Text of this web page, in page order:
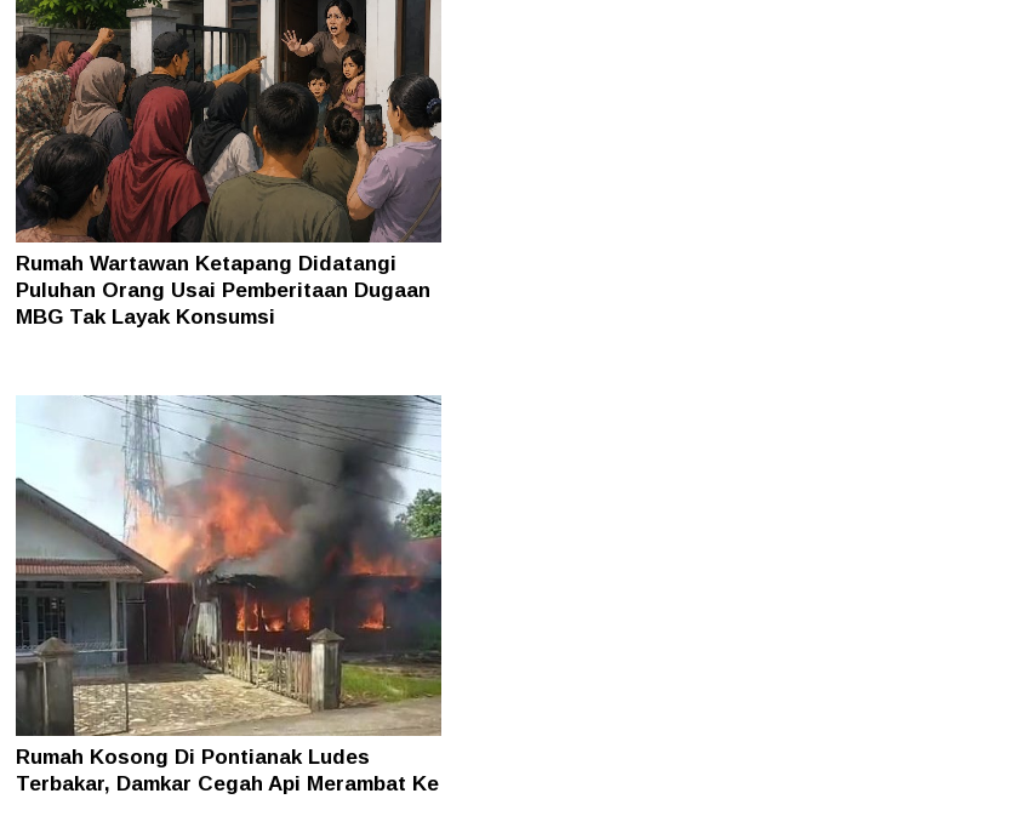
Rumah Wartawan Ketapang Didatangi
Puluhan Orang Usai Pemberitaan Dugaan
MBG Tak Layak Konsumsi
Rumah Kosong Di Pontianak Ludes
Terbakar, Damkar Cegah Api Merambat Ke